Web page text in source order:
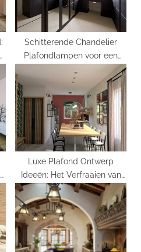
Schitterende Chandelier
Plafondlampen voor een
Luxe Plafond Ontwerp
Ideeën: Het Verfraaien van
uw Ruimte met Stijl en
Klasse